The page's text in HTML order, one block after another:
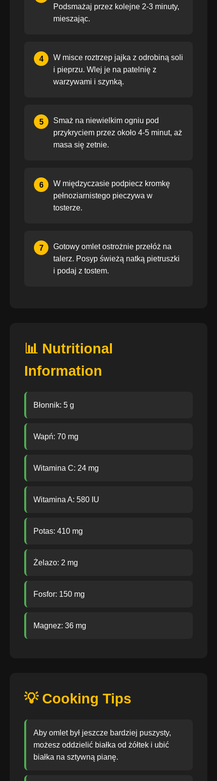
Podsmażaj przez kolejne 2-3 minuty,
mieszając.
4
W misce roztrzep jajka z odrobiną soli
i pieprzu. Wlej je na patelnię z
warzywami i szynką.
5
Smaż na niewielkim ogniu pod
przykryciem przez około 4-5 minut, aż
masa się zetnie.
6
W międzyczasie podpiecz kromkę
pełnoziarnistego pieczywa w
tosterze.
7
Gotowy omlet ostrożnie przełóż na
talerz. Posyp świeżą natką pietruszki
i podaj z tostem.
📊 Nutritional
Information
Błonnik: 5 g
Wapń: 70 mg
Witamina C: 24 mg
Witamina A: 580 IU
Potas: 410 mg
Żelazo: 2 mg
Fosfor: 150 mg
Magnez: 36 mg
💡 Cooking Tips
Aby omlet był jeszcze bardziej puszysty,
możesz oddzielić białka od żółtek i ubić
białka na sztywną pianę.